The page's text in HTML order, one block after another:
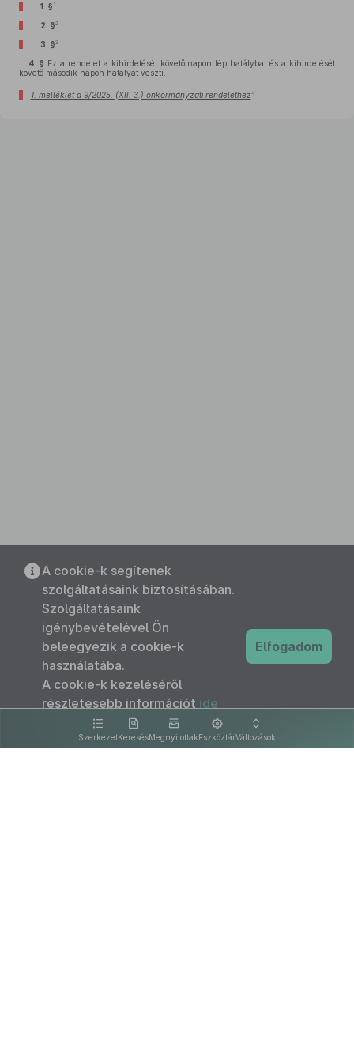
1. § 1
2. §2
3. §3
4. § Ez a rendelet a kihirdetését követő napon lép hatályba, és a kihirdetését
követő második napon hatályát veszti.
1. melléklet a 9/2025. (XII. 3.) önkormányzati rendelethez4
SzerkezetKeresésMegnyitottakEszköztárVáltozások
A cookie-k segítenek
szolgáltatásaink biztosításában.
Szolgáltatásaink
igénybevételével Ön
beleegyezik a cookie-k
használatába.
A cookie-k kezeléséről
részletesebb információt ide
kattintva olvashat.
Elfogadom